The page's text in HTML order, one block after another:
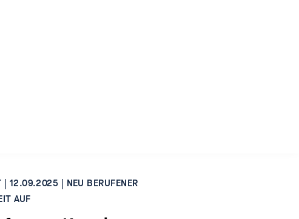
| 12.09.2025 | NEU BERUFENER
AUF